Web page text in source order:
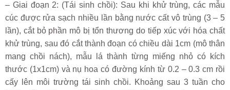
– Giai đoạn 2: (Tái sinh chồi): Sau khi khử trùng, các mẫu
cúc được rửa sạch nhiều lần bằng nước cất vô trùng (3 – 5
lần), cắt bỏ phần mô bị tổn thương do tiếp xúc với hóa chất
khử trùng, sau đó cắt thành đoạn có chiều dài 1cm (mô thân
mang chồi nách), mẫu lá thành từng miếng nhỏ có kích
thước (1x1cm) và nụ hoa có đường kính từ 0.2 – 0.3 cm rồi
cấy lên môi trường tái sinh chồi. Khoảng sau 3 tuần cho